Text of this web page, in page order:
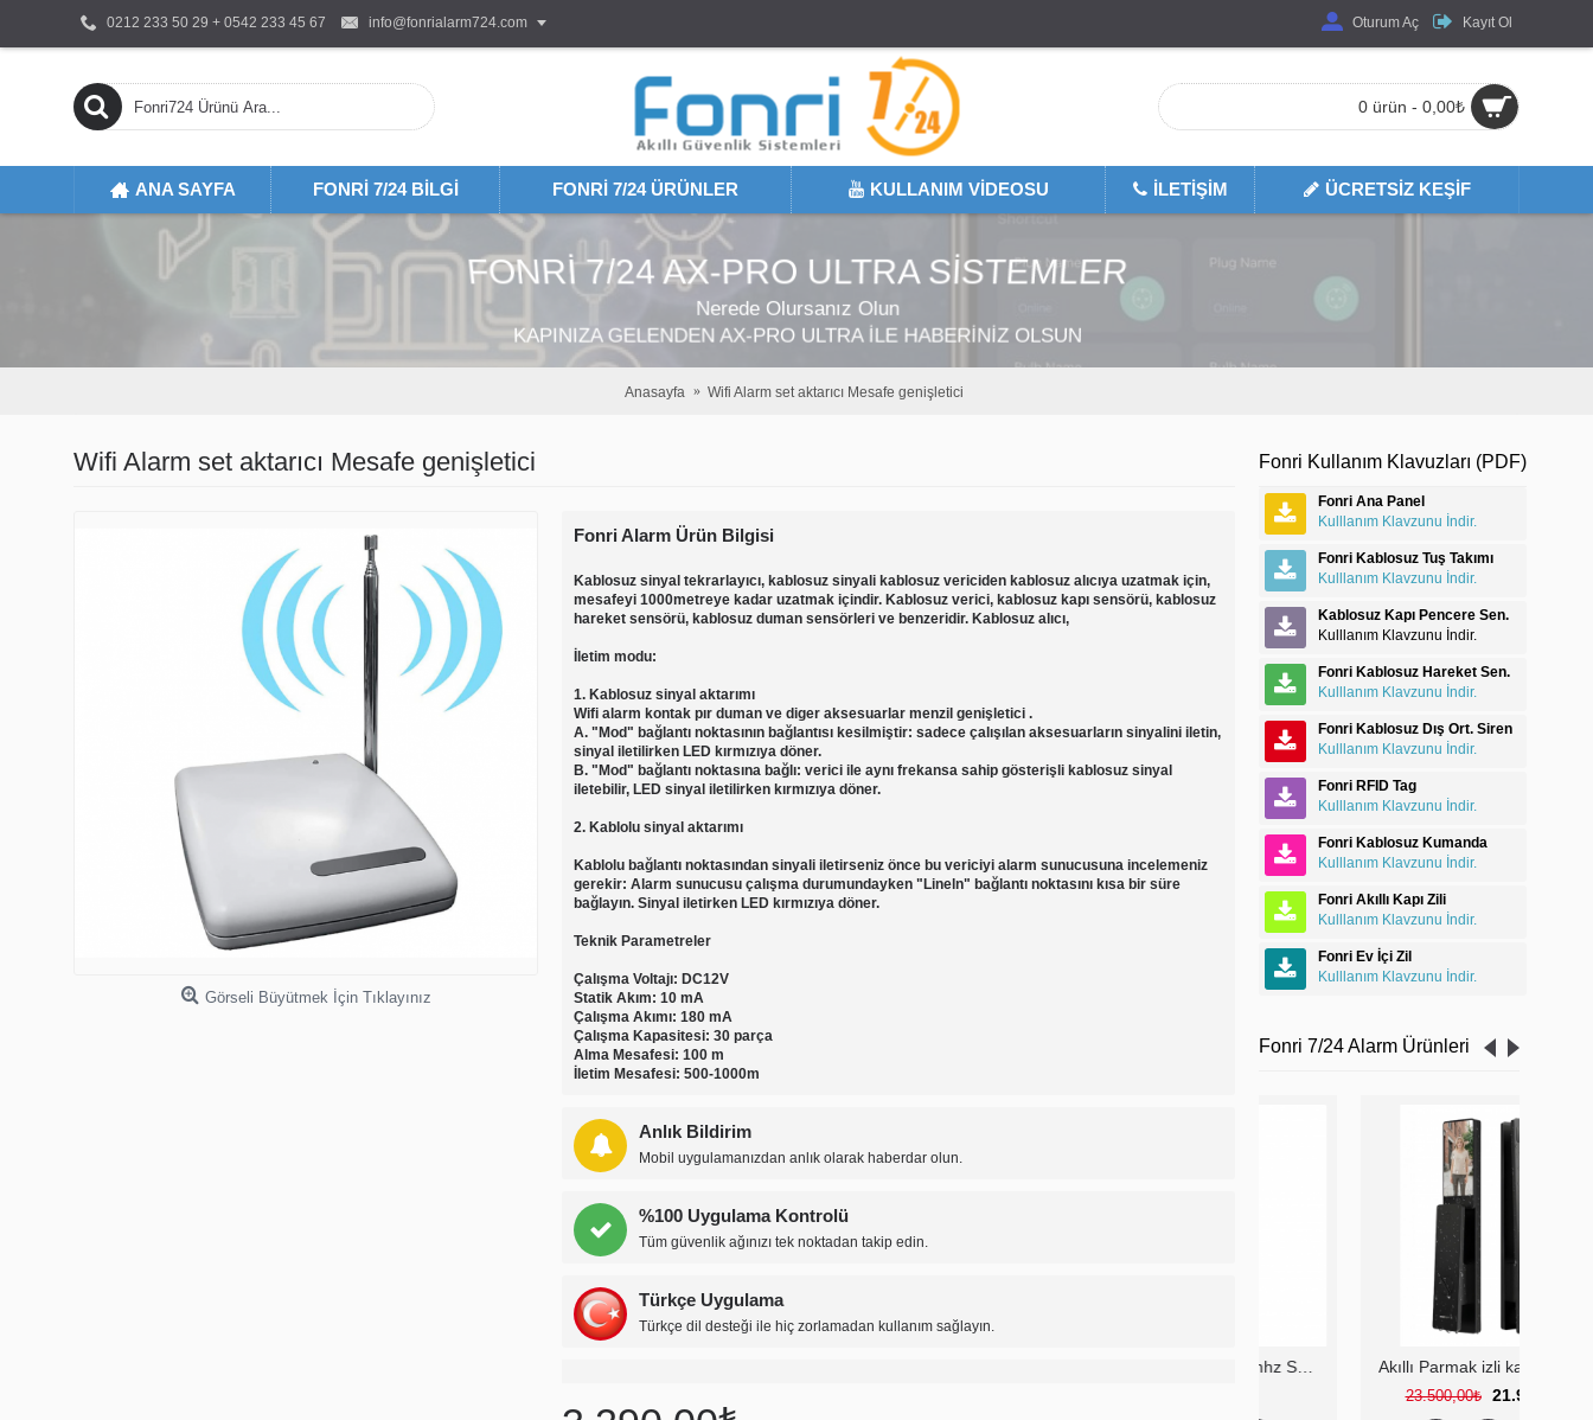
0212 233 50 29 + 0542 233 45 67 info@fonrialarm724.com Oturum Aç Kayıt Ol
0 ürün - 0,00₺
ANA SAYFA FONRI 7/24 BILGI FONRI 7/24 ÜRÜNLER KULLANIM VIDEOSU İLETIŞIM ÜCRETSIZ KEŞIF
Nerede Olursanız Olun
KAPINIZA GELENDEN AX-PRO ULTRA İLE HABERİNİZ OLSUN
FONRI 7/24 AX-PRO ULTRA SISTEMLER
Anasayfa Wifi Alarm set aktarıcı Mesafe genişletici
Fonri Kullanım Klavuzları (PDF)
Fonri Ana Panel
Kulllanım Klavzunu İndir.
Fonri Kablosuz Tuş Takımı
Kulllanım Klavzunu İndir.
Kablosuz Kapı Pencere Sen.
Kulllanım Klavzunu İndir.
Fonri Kablosuz Hareket Sen.
Kulllanım Klavzunu İndir.
Fonri Kablosuz Dış Ort. Siren
Kulllanım Klavzunu İndir.
Fonri RFID Tag
Kulllanım Klavzunu İndir.
Fonri Kablosuz Kumanda
Kulllanım Klavzunu İndir.
Fonri Akıllı Kapı Zili
Kulllanım Klavzunu İndir.
Fonri Ev İçi Zil
Kulllanım Klavzunu İndir.
Fonri 7/24 Alarm Ürünleri
Akıllı Parmak izli kapı kilidi WİFİ Özellikli zırhlı gövde Su geçirmez.
21.900,00₺
Wifi Alarm set aktarıcı Mesafe genişletici
Görseli Büyütmek İçin Tıklayınız
Fonri Alarm Ürün Bilgisi
Kablosuz sinyal tekrarlayıcı, kablosuz sinyali kablosuz vericiden kablosuz alıcıya uzatmak için,
mesafeyi 1000metreye kadar uzatmak içindir. Kablosuz verici, kablosuz kapı sensörü, kablosuz
hareket sensörü, kablosuz duman sensörleri ve benzeridir. Kablosuz alıcı,
İletim modu:
1. Kablosuz sinyal aktarımı
Wifi alarm kontak pır duman ve diger aksesuarlar menzil genişletici .
A. "Mod" bağlantı noktasının bağlantısı kesilmiştir: sadece çalışılan aksesuarların sinyalini iletin,
sinyal iletilirken LED kırmızıya döner.
B. "Mod" bağlantı noktasına bağlı: verici ile aynı frekansa sahip gösterişli kablosuz sinyal
iletebilir, LED sinyal iletilirken kırmızıya döner.
2. Kablolu sinyal aktarımı
Kablolu bağlantı noktasından sinyali iletirseniz önce bu vericiyi alarm sunucusuna incelemeniz
gerekir: Alarm sunucusu çalışma durumundayken "Lineln" bağlantı noktasını kısa bir süre
bağlayın. Sinyal iletirken LED kırmızıya döner.
Teknik Parametreler
Çalışma Voltajı: DC12V
Statik Akım: 10 mA
Çalışma Akımı: 180 mA
Çalışma Kapasitesi: 30 parça
Alma Mesafesi: 100 m
İletim Mesafesi: 500-1000m
Anlık Bildirim
Mobil uygulamanızdan anlık olarak haberdar olun.
%100 Uygulama Kontrolü
Tüm güvenlik ağınızı tek noktadan takip edin.
Türkçe Uygulama
Türkçe dil desteği ile hiç zorlamadan kullanım sağlayın.